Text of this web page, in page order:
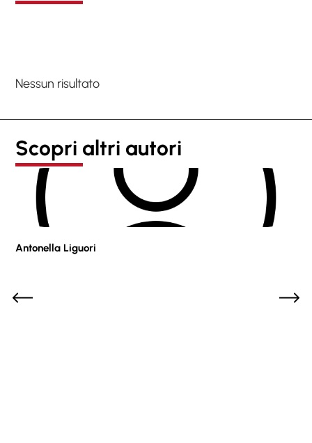
Nessun risultato
Scopri altri autori
Antonella Liguori